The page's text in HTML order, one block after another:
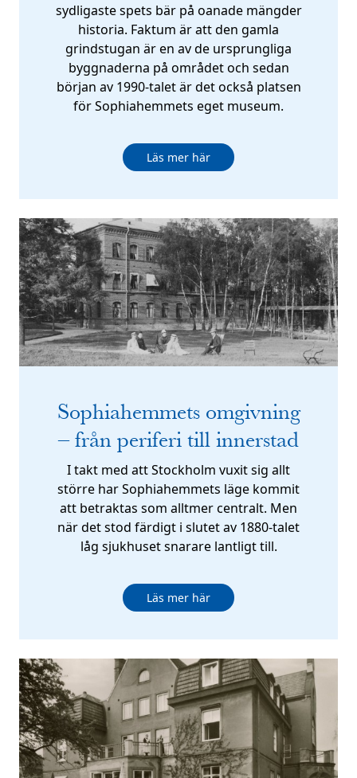
sydligaste spets bär på oanade mängder
historia. Faktum är att den gamla
grindstugan är en av de ursprungliga
byggnaderna på området och sedan
början av 1990-talet är det också platsen
för Sophiahemmets eget museum.
Läs mer här
Sophiahemmets omgivning
– från periferi till innerstad
I takt med att Stockholm vuxit sig allt
större har Sophiahemmets läge kommit
att betraktas som alltmer centralt. Men
när det stod färdigt i slutet av 1880-talet
låg sjukhuset snarare lantligt till.
Läs mer här